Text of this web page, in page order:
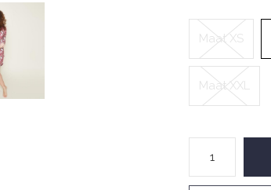
Maat XS
Maat XXL